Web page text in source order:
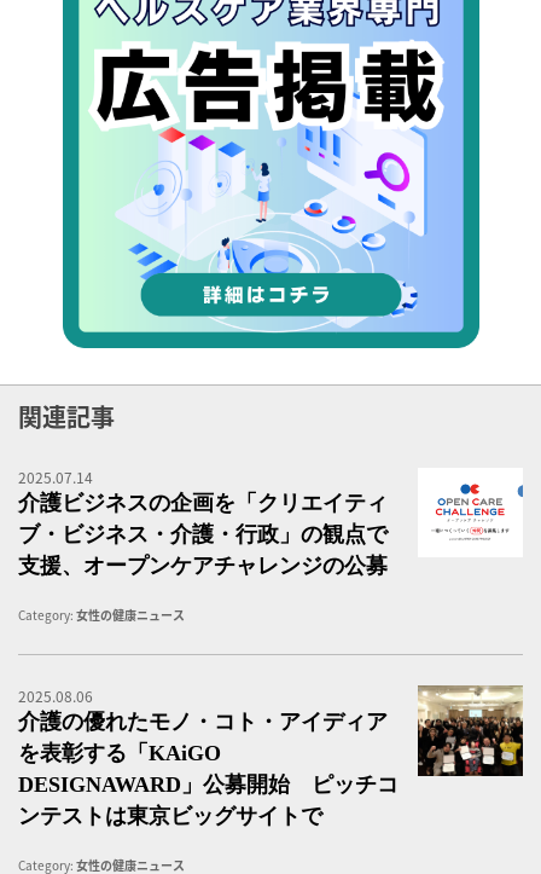
関連記事
2025.07.14
介護ビジネスの企画を「クリエイティ
ブ・ビジネス・介護・行政」の観点で
支援、オープンケアチャレンジの公募
Category: 女性の健康ニュース
2025.08.06
介護の優れたモノ・コト・アイディア
を表彰する「KAiGO
DESIGNAWARD」公募開始 ピッチコ
ンテストは東京ビッグサイトで
Category: 女性の健康ニュース